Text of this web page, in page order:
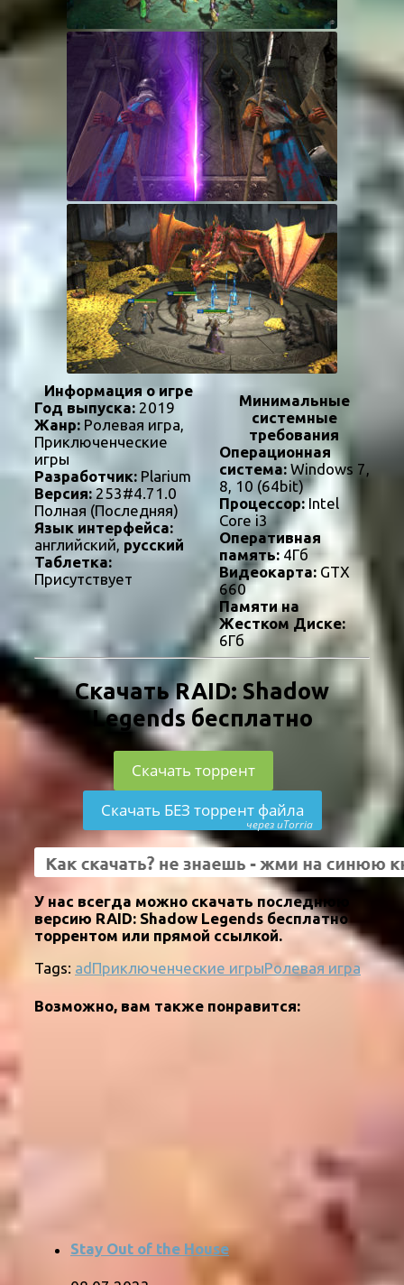
Информация о игре
Год выпуска: 2019
Жанр: Ролевая игра,
Приключенческие
игры
Разработчик: Plarium
Версия:253#4.71.0
Полная (Последняя)
Язык интерфейса:
английский, русский
Таблетка:
Присутствует
Минимальные
системные
требования
Операционная
система:Windows 7,
8, 10 (64bit)
Процессор:Intel
Core i3
Оперативная
память:4Гб
Видеокарта:GTX
660
Памяти на
Жестком Диске:
6Гб
Скачать RAID: Shadow
Legends бесплатно
Скачать торрент
Скачать БЕЗ торрент файла
через uTorria
У нас всегда можно скачать последнюю
версию RAID: Shadow Legends бесплатно
торрентом или прямой ссылкой.
Tags: ad Приключенческие игрыРолевая игра
Возможно, вам также понравится:
Stay Out of the House